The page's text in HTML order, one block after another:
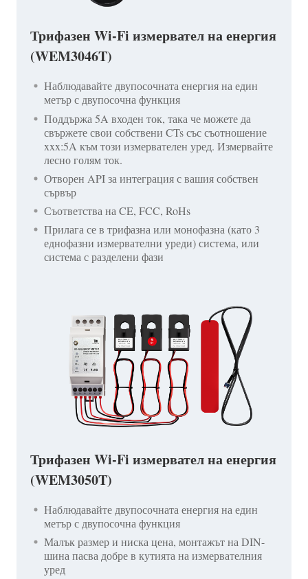
Трифазен Wi-Fi измервател на енергия
(WEM3046T)
Наблюдавайте двупосочната енергия на един
метър с двупосочна функция
Поддържа 5A входен ток, така че можете да
свържете свои собствени CTs със съотношение
xxx:5A към този измервателен уред. Измервайте
лесно голям ток.
Отворен API за интеграция с вашия собствен
сървър
Съответства на CE, FCC, RoHs
Прилага се в трифазна или монофазна (като 3
еднофазни измервателни уреди) система, или
система с разделени фази
Трифазен Wi-Fi измервател на енергия
(WEM3050T)
Наблюдавайте двупосочната енергия на един
метър с двупосочна функция
Малък размер и ниска цена, монтажът на DIN-
шина пасва добре в кутията на измервателния
уред